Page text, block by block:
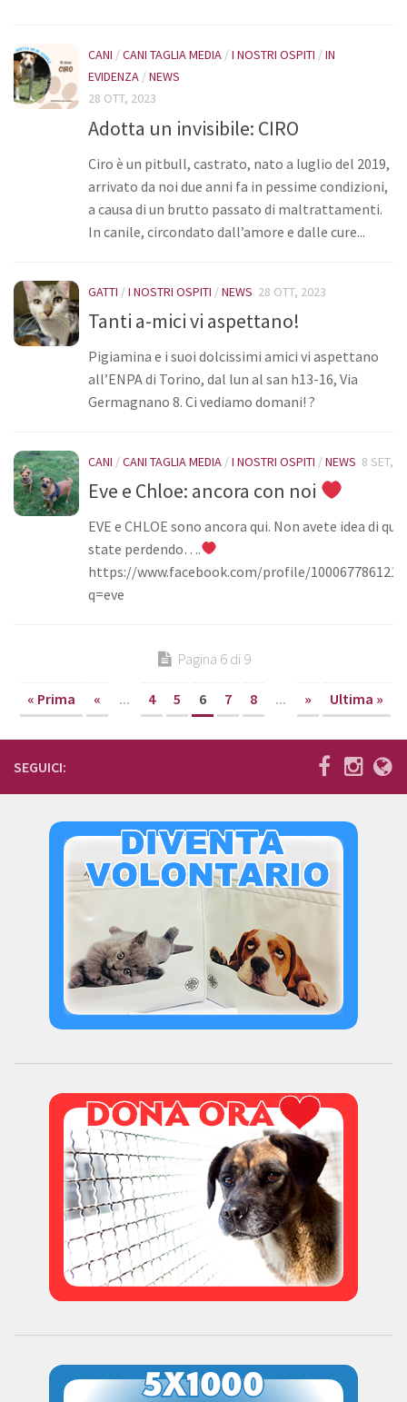
CANI /CANI TAGLIA MEDIA /I NOSTRI OSPITI /IN
EVIDENZA /NEWS
28 OTT, 2023
Adotta un invisibile: CIRO
Ciro è un pitbull, castrato, nato a luglio del 2019,
arrivato da noi due anni fa in pessime condizioni,
a causa di un brutto passato di maltrattamenti.
In canile, circondato dall’amore e dalle cure...
GATTI /I NOSTRI OSPITI /NEWS 28 OTT, 2023
Tanti a-mici vi aspettano!
Pigiamina e i suoi dolcissimi amici vi aspettano
all’ENPA di Torino, dal lun al san h13-16, Via
Germagnano 8. Ci vediamo domani! ?
CANI /CANI TAGLIA MEDIA /I NOSTRI OSPITI /NEWS 8 SET,
Eve e Chloe: ancora con noi
EVE e CHLOE sono ancora qui. Non avete idea di
state perdendo….
https://www.facebook.com/profile/
q=eve
Pagina 6 di 9
« Prima « ... 4 5 6 7 8 ... » Ultima »
SEGUICI: